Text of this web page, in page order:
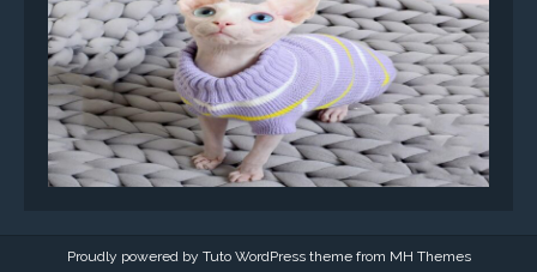
Proudly powered by Tuto WordPress theme from MH Themes